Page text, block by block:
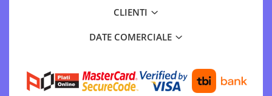
CLIENTI
DATE COMERCIALE